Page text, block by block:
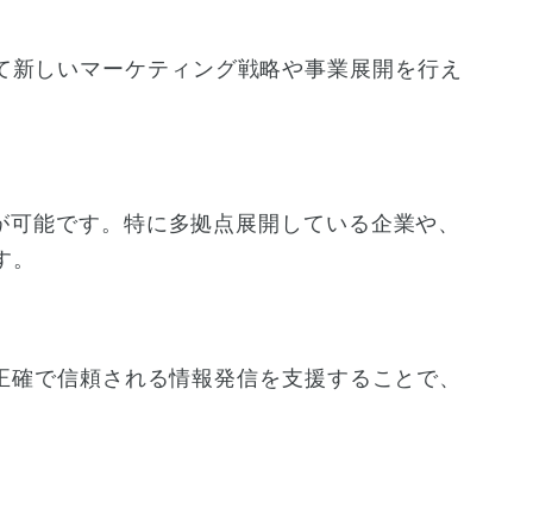
しいマーケティング戦略や事業展開を行え
能です。特に多拠点展開している企業や、
で信頼される情報発信を支援することで、